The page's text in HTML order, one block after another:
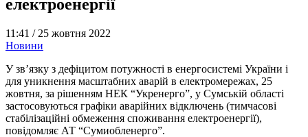
електроенергії
11:41 / 25 жовтня 2022
Новини
У зв’язку з дефіцитом потужності в енергосистемі України і
для уникнення масштабних аварій в електромережах, 25
жовтня, за рішенням НЕК “Укренерго”, у Сумській області
застосовуються графіки аварійних відключень (тимчасові
стабілізаційні обмеження споживання електроенергії),
повідомляє АТ “Сумиобленерго”.